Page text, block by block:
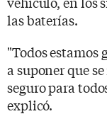
las baterías.
"Todos estamos
a suponer que
seguro para
explicó.